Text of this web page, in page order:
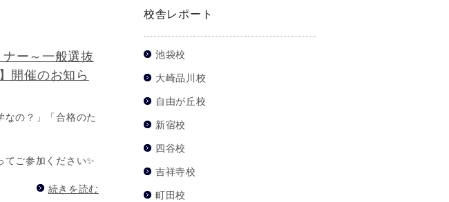
ー～一般選抜
開催のお知ら
なの？」「合格のた
てご参加ください✨
続きを読む
校舎レポート
池袋校
大崎品川校
自由が丘校
新宿校
四谷校
吉祥寺校
町田校